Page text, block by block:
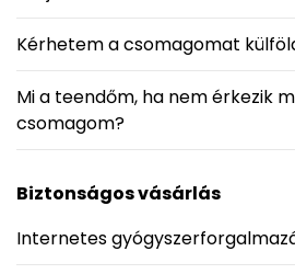
Kérhetem a csomagomat
Mi a teendőm, ha nem érkezik
csomagom?
Biztonságos vásárlás
Internetes